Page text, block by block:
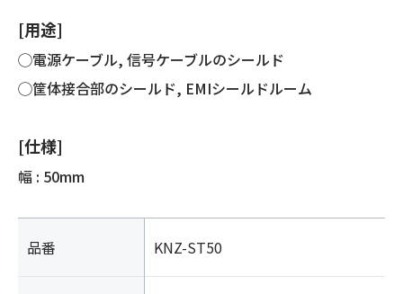
[用途]
◯電源ケーブル, 信号ケーブルのシールド
◯筐体接合部のシールド, EMIシールドルーム
[仕様]
幅 : 50mm
品番 KNZ-ST50